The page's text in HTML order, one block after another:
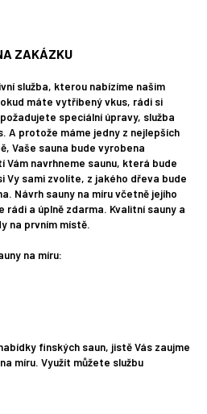
ZAKÁZKU
služba, kterou nabízíme našim
máte vytříbený vkus, rádi si
speciální úpravy, služba
A protože máme jedny z nejlepších
Vaše sauna bude vyrobena
navrhneme saunu, která bude
Vy sami zvolíte, z jakého dřeva bude
Návrh sauny na míru včetně jejího
rádi a úplně zdarma. Kvalitní sauny a
na prvním místě.
na míru:
finských saun, jistě Vás zaujme
míru. Využít můžete službu